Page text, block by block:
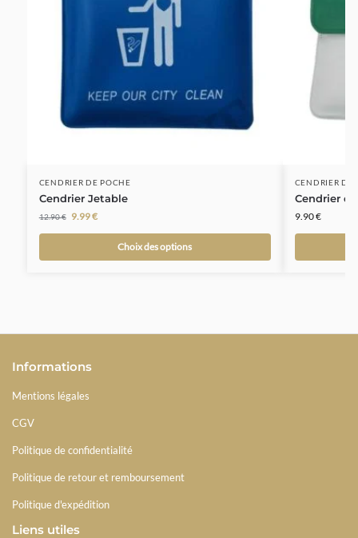
CENDRIER DE POCHE
Cendrier Jetable
12.90€ 9.99€
Choix des options
CENDRIER DE
Cendrier
9.90€
Informations
Mentions légales
CGV
Politique de confidentialité
Politique de retour et remboursement
Politique d'expédition
Liens utiles